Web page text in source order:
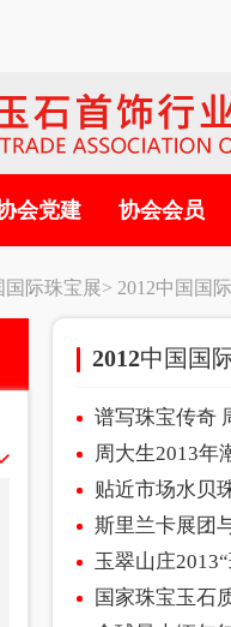
会党建 协会会员
国际珠宝展> 2012中国国
2012中国国
谱写珠宝传奇
周大生2013年
贴近市场水贝
斯里兰卡展团
玉翠山庄
国家珠宝玉石